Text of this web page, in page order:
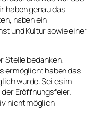
haben genau das
haben ein
und Kultur sowie einer
Stelle bedanken,
ermöglicht haben das
wurde. Sei es im
Eröffnungsfeier.
nicht möglich